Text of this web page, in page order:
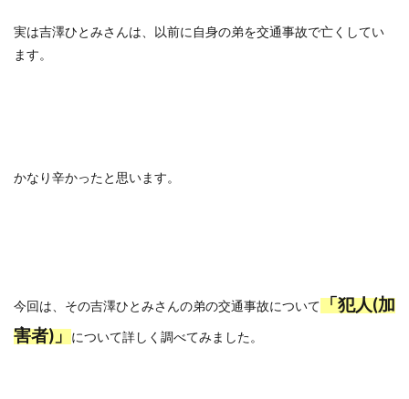
実は吉澤ひとみさんは、以前に自身の弟を交通事故で亡くしてい
ます。
かなり辛かったと思います。
今回は、その吉澤ひとみさんの弟の交通事故について「犯人(加
害者)」について詳しく調べてみました。